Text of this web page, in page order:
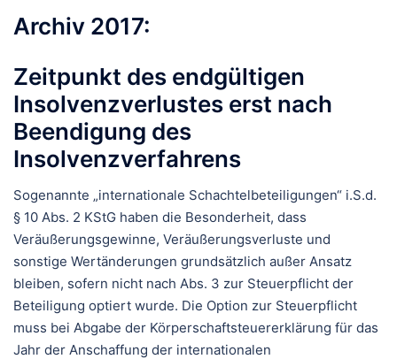
Archiv 2017:
Zeitpunkt des endgültigen
Insolvenzverlustes erst nach
Beendigung des
Insolvenzverfahrens
Sogenannte „internationale Schachtelbeteiligungen“ i.S.d.
§ 10 Abs. 2 KStG haben die Besonderheit, dass
Veräußerungsgewinne, Veräußerungsverluste und
sonstige Wertänderungen grundsätzlich außer Ansatz
bleiben, sofern nicht nach Abs. 3 zur Steuerpflicht der
Beteiligung optiert wurde. Die Option zur Steuerpflicht
muss bei Abgabe der Körperschaftsteuererklärung für das
Jahr der Anschaffung der internationalen